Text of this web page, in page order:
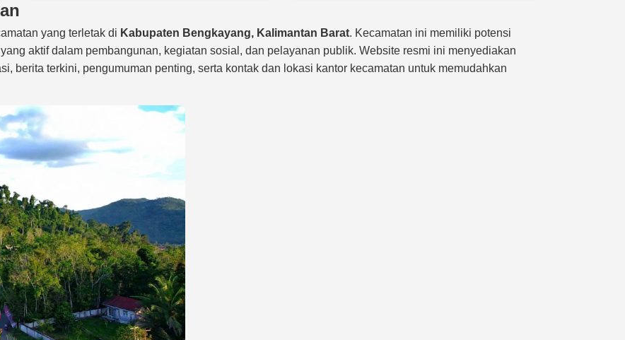
yang terletak di Kabupaten Bengkayang, Kalimantan Barat. Kecamatan ini memiliki potensi
aktif dalam pembangunan, kegiatan sosial, dan pelayanan publik. Website resmi ini menyediakan
berita terkini, pengumuman penting, serta kontak dan lokasi kantor kecamatan untuk memudahkan